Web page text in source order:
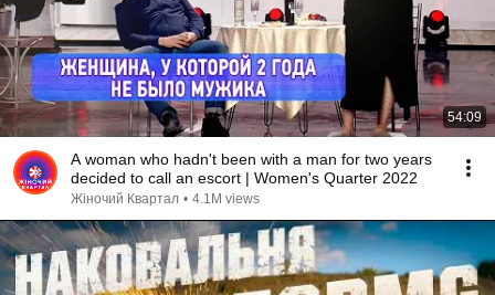
54:09
A woman who hadn't been with a man for two years
decided to call an escort | Women's Quarter 2022
Жіночий Квартал • 4.1M views